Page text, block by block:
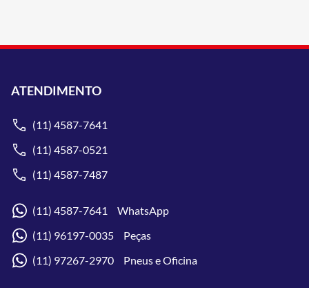
ATENDIMENTO
(11) 4587-7641
(11) 4587-0521
(11) 4587-7487
(11) 4587-7641 WhatsApp
(11) 96197-0035 Peças
(11) 97267-2970 Pneus e Oficina